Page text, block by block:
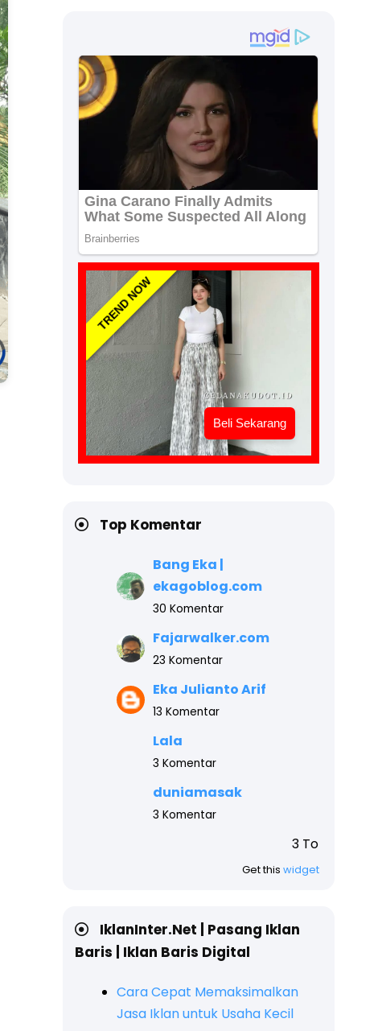
TREND NOW
Beli Sekarang
Top Komentar
Bang Eka |
ekagoblog.com
30 Komentar
Fajarwalker.com
23 Komentar
Eka Julianto Arif
13 Komentar
Lala
3 Komentar
duniamasak
3 Komentar
3 Top komentar blog ini
Get this widget
IklanInter.Net | Pasang Iklan
Baris | Iklan Baris Digital
Cara Cepat Memaksimalkan
Jasa Iklan untuk Usaha Kecil